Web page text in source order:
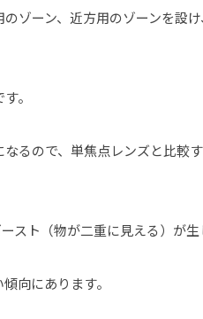
ゾーン、近方用のゾーンを設
。
るので、単焦点レンズと比較
スト（物が二重に見える）が生
向にあります。